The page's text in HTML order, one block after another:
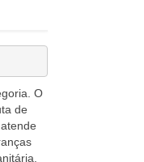
O
de